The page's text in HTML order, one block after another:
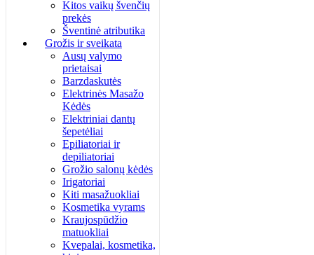
Kitos vaikų švenčių
prekės
Šventinė atributika
Grožis ir sveikata
Ausų valymo
prietaisai
Barzdaskutės
Elektrinės Masažo
Kėdės
Elektriniai dantų
šepetėliai
Epiliatoriai ir
depiliatoriai
Grožio salonų kėdės
Irigatoriai
Kiti masažuokliai
Kosmetika vyrams
Kraujospūdžio
matuokliai
Kvepalai, kosmetika,